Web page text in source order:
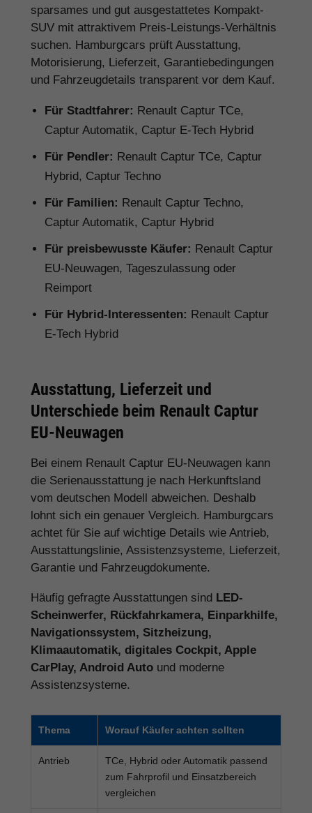
sparsames und gut ausgestattetes Kompakt-
SUV mit attraktivem Preis-Leistungs-Verhältnis
suchen. Hamburgcars prüft Ausstattung,
Motorisierung, Lieferzeit, Garantiebedingungen
und Fahrzeugdetails transparent vor dem Kauf.
Für Stadtfahrer: Renault Captur TCe,
Captur Automatik, Captur E-Tech Hybrid
Für Pendler: Renault Captur TCe, Captur
Hybrid, Captur Techno
Für Familien: Renault Captur Techno,
Captur Automatik, Captur Hybrid
Für preisbewusste Käufer: Renault Captur
EU-Neuwagen, Tageszulassung oder
Reimport
Für Hybrid-Interessenten: Renault Captur
E-Tech Hybrid
Ausstattung, Lieferzeit und
Unterschiede beim Renault Captur
EU-Neuwagen
Bei einem Renault Captur EU-Neuwagen kann
die Serienausstattung je nach Herkunftsland
vom deutschen Modell abweichen. Deshalb
lohnt sich ein genauer Vergleich. Hamburgcars
achtet für Sie auf wichtige Details wie Antrieb,
Ausstattungslinie, Assistenzsysteme, Lieferzeit,
Garantie und Fahrzeugdokumente.
Häufig gefragte Ausstattungen sind LED-
Scheinwerfer, Rückfahrkamera, Einparkhilfe,
Navigationssystem, Sitzheizung,
Klimaautomatik, digitales Cockpit, Apple
CarPlay, Android Auto und moderne
Assistenzsysteme.
Thema Worauf Käufer achten sollten
Antrieb
TCe, Hybrid oder Automatik passend
zum Fahrprofil und Einsatzbereich
vergleichen